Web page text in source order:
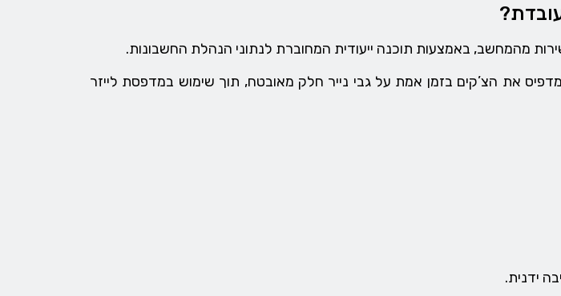
מהמחשב, באמצעות תוכנה ייעודית המחוברת לנתוני הנהלת החשבונות.
את הצ’קים בזמן אמת על גבי נייר חלק מאובטח, תוך שימוש במדפסת לייזר
ידנית.